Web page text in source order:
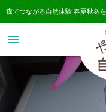
森でつながる自然体験 春夏秋冬
menu